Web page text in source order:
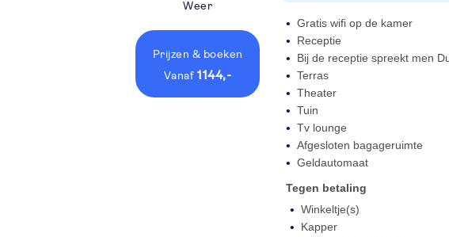
Weer
Prijzen & boeken
vanaf 1144,-
Gratis wifi op de kamer
Receptie
Bij de receptie spreekt men
Terras
Theater
Tuin
Tv lounge
Afgesloten bagageruimte
Geldautomaat
Tegen betaling
Winkeltje(s)
Kapper